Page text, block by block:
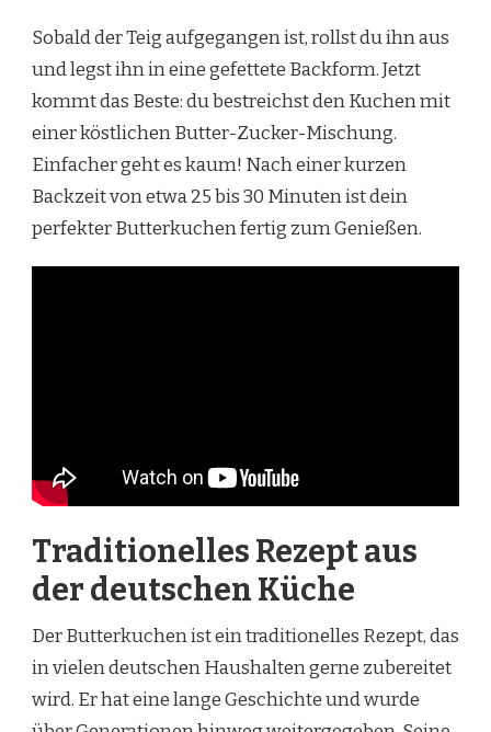
Sobald der Teig aufgegangen ist, rollst du ihn aus
und legst ihn in eine gefettete Backform. Jetzt
kommt das Beste: du bestreichst den Kuchen mit
einer köstlichen Butter-Zucker-Mischung.
Einfacher geht es kaum! Nach einer kurzen
Backzeit von etwa 25 bis 30 Minuten ist dein
perfekter Butterkuchen fertig zum Genießen.
Traditionelles Rezept aus
der deutschen Küche
Der Butterkuchen ist ein traditionelles Rezept, das
in vielen deutschen Haushalten gerne zubereitet
wird. Er hat eine lange Geschichte und wurde